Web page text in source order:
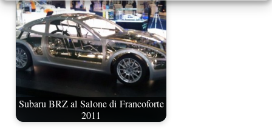
Subaru BRZ al Salone di Francoforte
2011